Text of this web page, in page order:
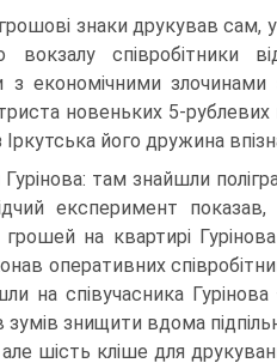
знаки друкував
вокзалу співробітники
з економічними
новеньких 5-
його дружина
там знайшли
експеримент
на квартирі
оперативних
на співучасника
знищити вдома
шість кліше для